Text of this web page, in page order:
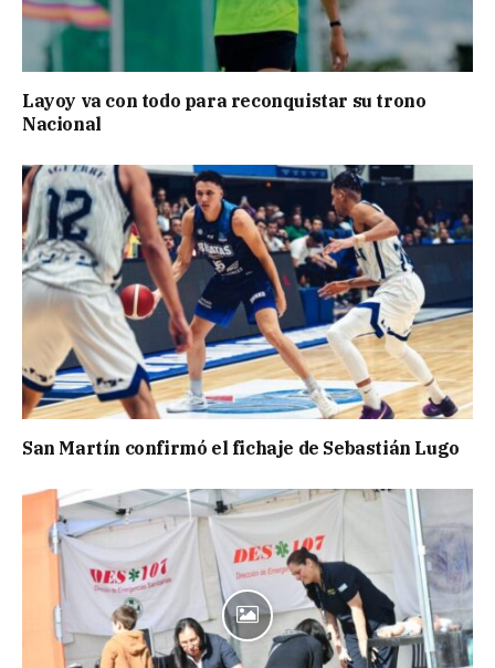
Layoy va con todo para reconquistar su trono
Nacional
San Martín confirmó el fichaje de Sebastián Lugo